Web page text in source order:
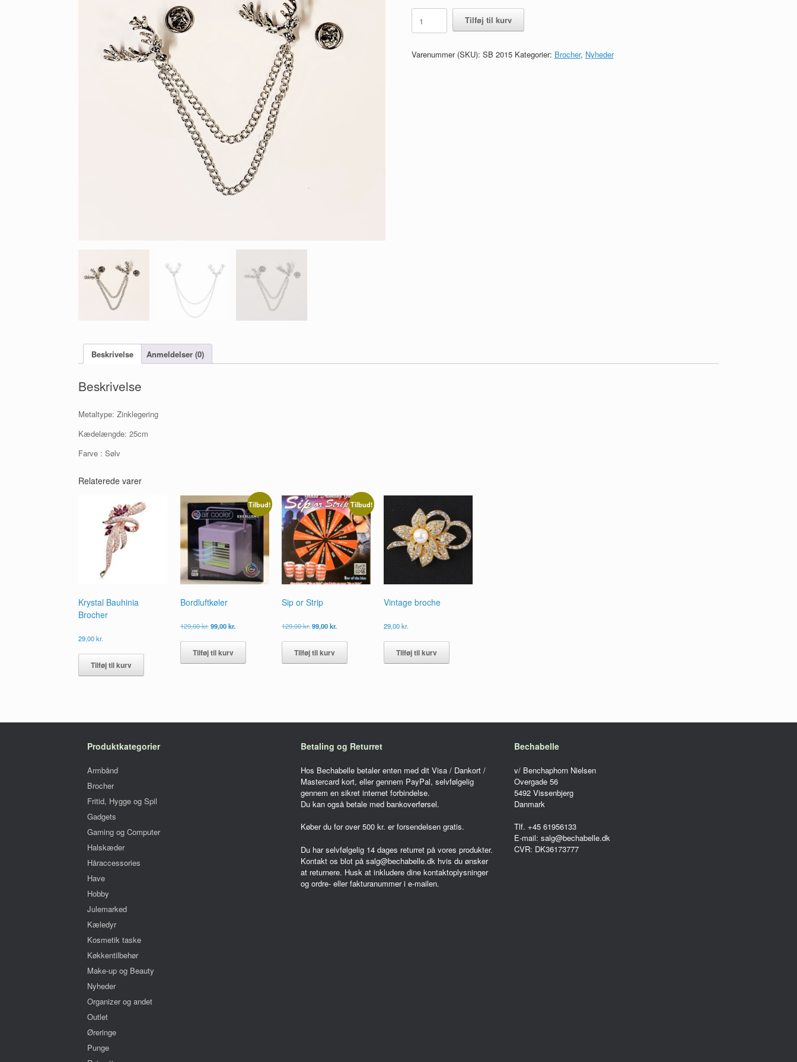
broche
antal
Tilføj til kurv
Varenummer (SKU): SB 2015 Kategorier: Brocher, Nyheder
Beskrivelse Anmeldelser (0)
Beskrivelse
Metaltype: Zinklegering
Kædelængde: 25cm
Farve : Sølv
Relaterede varer
Krystal Bauhinia
Brocher
29,00kr.
Tilføj til kurv
Tilbud!
Bordluftkøler
129,00kr. Den
pris
var:
129,00 kr..
99,00kr.Den
pris
99,00 kr..
Tilføj til kurv
Tilbud!
Sip or Strip
129,00kr.Den
pris
var:
129,00 kr..
99,00kr.
pris
99,00 kr..
Tilføj til kurv
Vintage broche
29,00kr.
Tilføj til kurv
Produktkategorier
Armbånd
Brocher
Fritid, Hygge og Spil
Gadgets
Gaming og Computer
Halskæder
Håraccessories
Have
Hobby
Julemarked
Kæledyr
Kosmetik taske
Køkkentilbehør
Make-up og Beauty
Nyheder
Organizer og andet
Outlet
Øreringe
Punge
Betaling og Returret
Hos Bechabelle betaler enten med dit Visa / Dankort /
Mastercard kort, eller gennem PayPal, selvfølgelig
gennem en sikret internet forbindelse.
Du kan også betale med bankoverførsel.
Køber du for over 500 kr. er forsendelsen gratis.
Du har selvfølgelig 14 dages returret på vores produkter.
Kontakt os blot på salg@bechabelle.dk hvis du ønsker
at returnere. Husk at inkludere dine kontaktoplysninger
og ordre- eller fakturanummer i e-mailen.
Bechabelle
v/ Benchaphorn Nielsen
Overgade 56
5492 Vissenbjerg
Danmark
Tlf. +45 61956133
E-mail: salg@bechabelle.dk
CVR: DK36173777